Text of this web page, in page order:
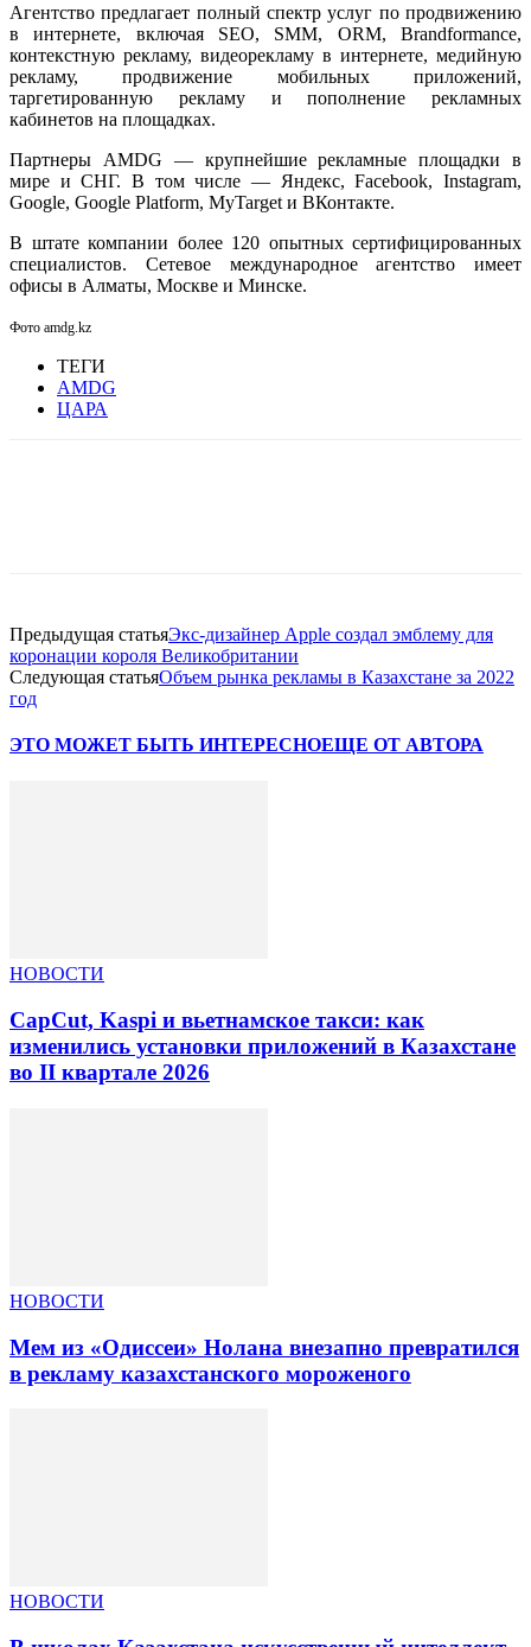
Агентство предлагает полный спектр услуг по продвижению
в интернете, включая SEO, SMM, ORM, Brandformance,
контекстную рекламу, видеорекламу в интернете, медийную
рекламу, продвижение мобильных приложений,
таргетированную рекламу и пополнение рекламных
кабинетов на площадках.
Партнеры AMDG — крупнейшие рекламные площадки в
мире и СНГ. В том числе — Яндекс, Facebook, Instagram,
Google, Google Platform, MyTarget и ВКонтакте.
В штате компании более 120 опытных сертифицированных
специалистов. Сетевое международное агентство имеет
офисы в Алматы, Москве и Минске.
Фото amdg.kz
ТЕГИ
AMDG
ЦАРА
Предыдущая статьяЭкс-дизайнер Apple создал эмблему для
коронации короля Великобритании
Следующая статьяОбъем рынка рекламы в Казахстане за 2022
год
ЭТО МОЖЕТ БЫТЬ ИНТЕРЕСНОЕЩЕ ОТ АВТОРА
НОВОСТИ
CapCut, Kaspi и вьетнамское такси: как
изменились установки приложений в Казахстане
во II квартале 2026
НОВОСТИ
Мем из «Одиссеи» Нолана внезапно превратился
в рекламу казахстанского мороженого
НОВОСТИ